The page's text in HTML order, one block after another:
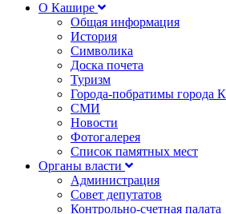
О Кашире
Общая информация
История
Символика
Доска почета
Туризм
Города-побратимы города
СМИ
Новости
Фотогалерея
Список памятных мест
Органы власти
Администрация
Совет депутатов
Контрольно-счетная палата